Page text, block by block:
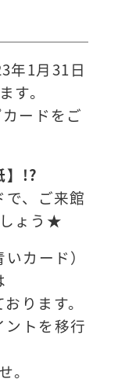
年1月31日
す。
ードをご
】!?
、ご来館
ょう★
カード）
ります。
ントを移行
。